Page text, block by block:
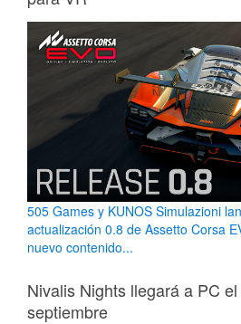
505 Games y KUNOS Simulazioni
actualización 0.8 de Assetto Corsa
nuevo contenido...
Nivalis Nights llegará a PC
septiembre